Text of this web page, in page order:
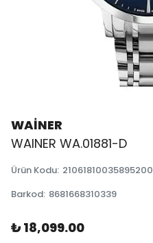
WAİNER
WAINER WA.01881-D
Ürün Kodu: 21061810035895200
Barkod: 8681668310339
₺ 18,099.00